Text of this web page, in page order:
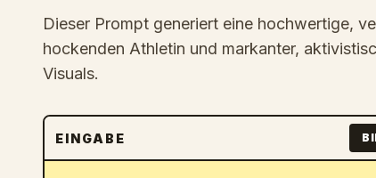
Dieser Prompt generiert eine hochwertige,
hockenden Athletin und markanter,
Visuals.
EINGABE